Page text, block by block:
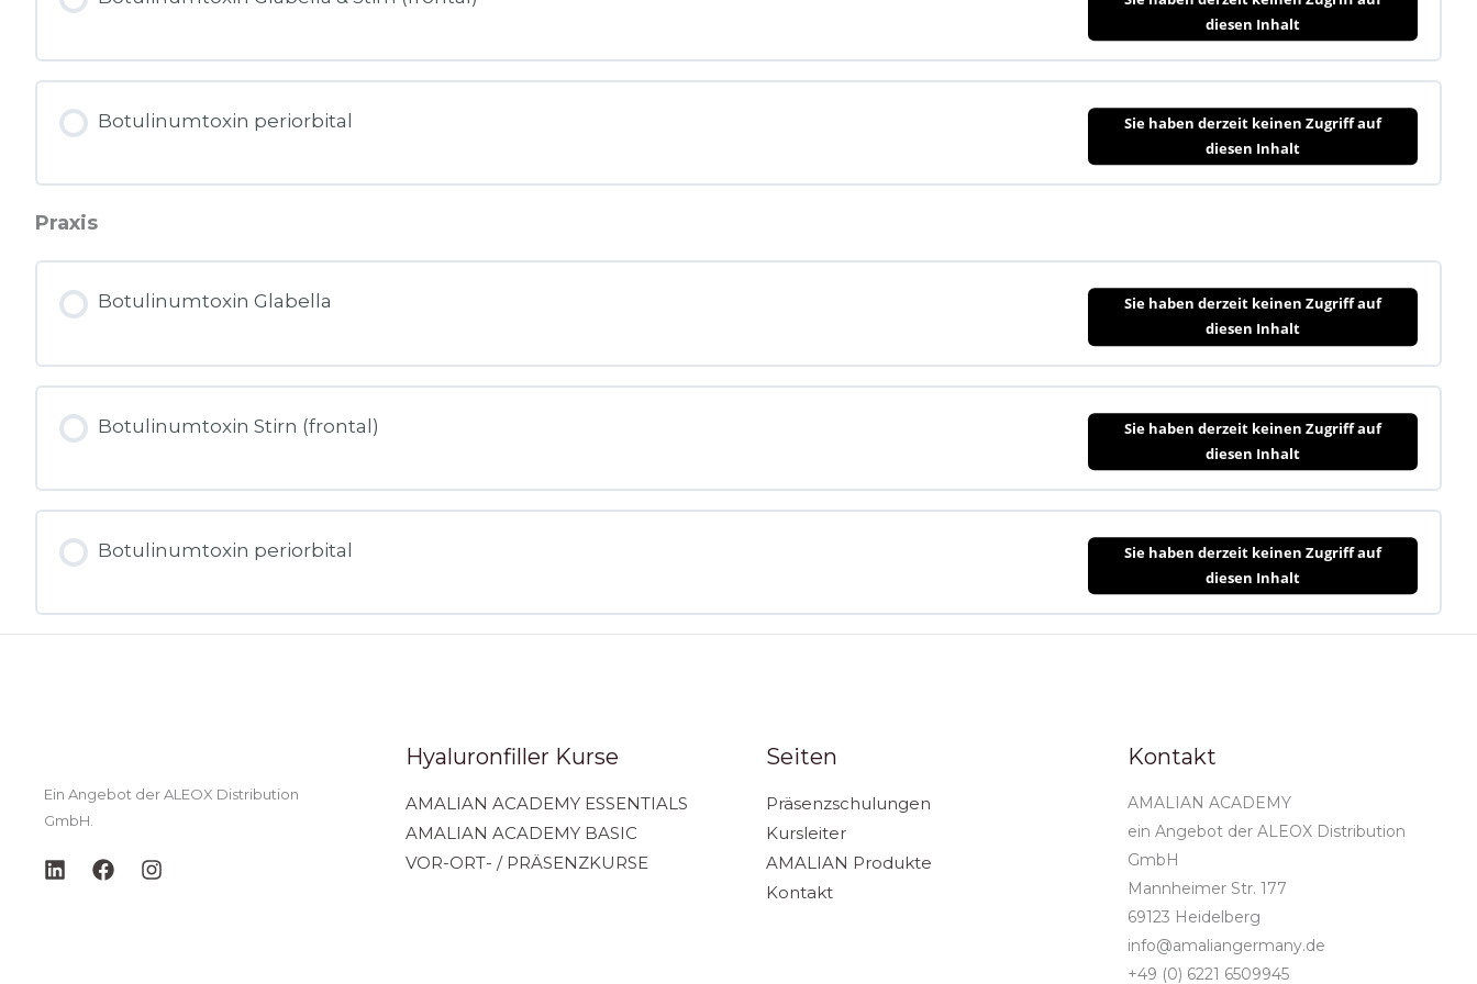
diesen Inhalt
Botulinumtoxin periorbital
Sie haben derzeit keinen Zugriff auf
diesen Inhalt
Praxis
Botulinumtoxin Glabella
Sie haben derzeit keinen Zugriff auf
diesen Inhalt
Botulinumtoxin Stirn (frontal)
Sie haben derzeit keinen Zugriff auf
diesen Inhalt
Botulinumtoxin periorbital
Sie haben derzeit keinen Zugriff auf
diesen Inhalt
Ein Angebot der ALEOX Distribution
GmbH.
Hyaluronfiller Kurse
AMALIAN ACADEMY ESSENTIALS
AMALIAN ACADEMY BASIC
VOR-ORT- / PRÄSENZKURSE
Seiten
Präsenzschulungen
Kursleiter
AMALIAN Produkte
Kontakt
Kontakt
AMALIAN ACADEMY
ein Angebot der ALEOX Distribution
GmbH
Mannheimer Str. 177
69123 Heidelberg
info@amaliangermany.de
+49 (0) 6221 6509945